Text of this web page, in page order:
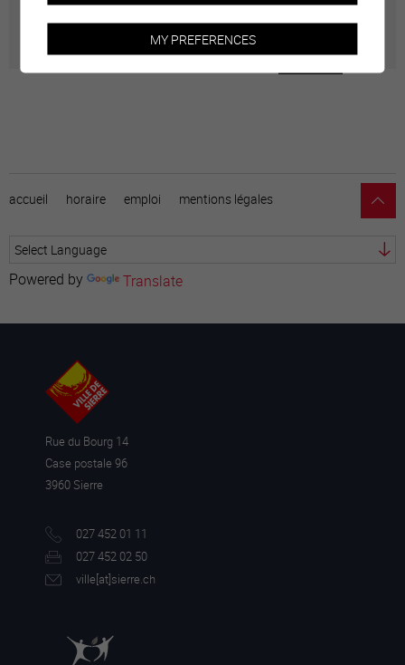
de Sierre.
accueil horaire emploi mentions légales
Powered by Translate
Rue du Bourg 14
Case postale 96
3960 Sierre
027 452 01 11
027 452 02 50
ville[at]sierre.ch
MY PREFERENCES